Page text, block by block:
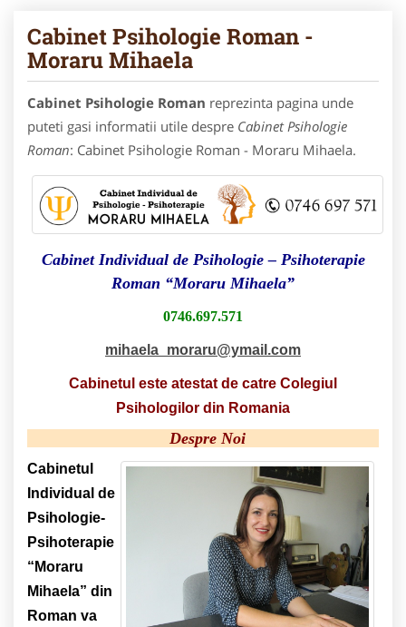
Cabinet Psihologie Roman -
Moraru Mihaela
Cabinet Psihologie Roman reprezinta pagina unde
puteti gasi informatii utile despre Cabinet Psihologie
Roman: Cabinet Psihologie Roman - Moraru Mihaela.
Cabinet Individual de Psihologie – Psihoterapie
Roman “Moraru Mihaela”
0746.697.571
mihaela_moraru@ymail.com
Cabinetul este atestat de catre Colegiul
Psihologilor din Romania
Despre Noi
Cabinetul
Individual de
Psihologie-
Psihoterapie
“Moraru
Mihaela” din
Roman va